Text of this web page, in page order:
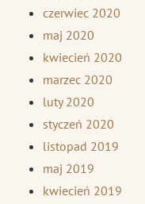
czerwiec 2020
maj 2020
kwiecień 2020
marzec 2020
luty 2020
styczeń 2020
listopad 2019
maj 2019
kwiecień 2019